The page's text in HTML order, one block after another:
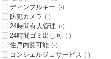
ディンプルキー (-)
防犯カメラ (-)
24時間有人管理 (-)
24時間ゴミ出し可 (-)
住戸内覧可能 (-)
コンシェルジュサービス (-)